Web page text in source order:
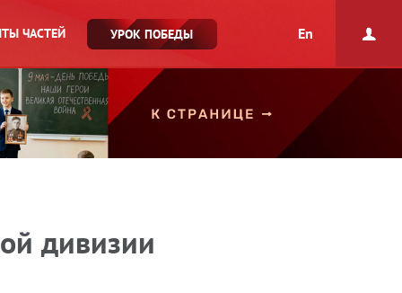
ЧАСТЕЙ УРОК ПОБЕДЫ En
дивизии